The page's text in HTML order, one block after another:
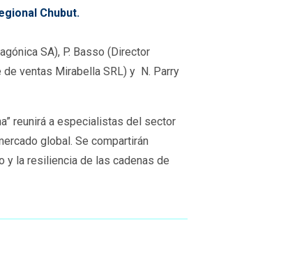
Chubut.
SA), P. Basso (Director
de ventas Mirabella SRL) y N. Parry
reunirá a especialistas del sector
global. Se compartirán
y la resiliencia de las cadenas de